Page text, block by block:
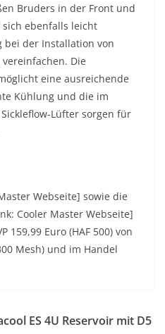
Bruders in der Front und
ebenfalls leicht
bei der Installation von
Die
eine ausreichende
Kühlung und die im
Lüfter sorgen für
Webseite] sowie die
Cooler Master Webseite]
159,99 Euro (HAF 500) von
Mesh) und im Handel
ES 4U Reservoir mit D5